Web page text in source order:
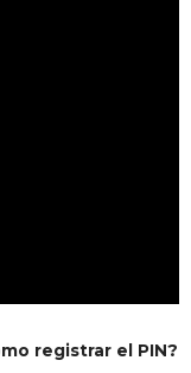
registrar el PIN?